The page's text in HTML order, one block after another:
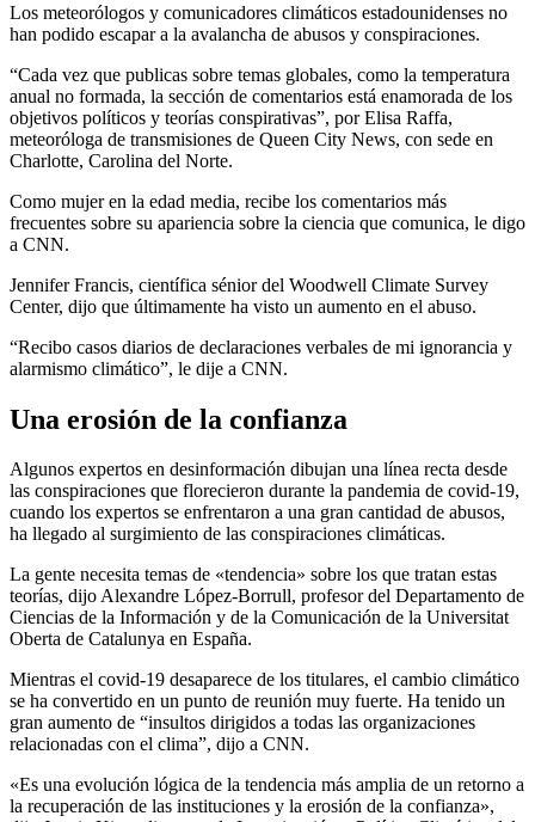
Los meteorólogos y comunicadores climáticos estadounidenses no
han podido escapar a la avalancha de abusos y conspiraciones.
“Cada vez que publicas sobre temas globales, como la temperatura
anual no formada, la sección de comentarios está enamorada de los
objetivos políticos y teorías conspirativas”, por Elisa Raffa,
meteoróloga de transmisiones de Queen City News, con sede en
Charlotte, Carolina del Norte.
Como mujer en la edad media, recibe los comentarios más
frecuentes sobre su apariencia sobre la ciencia que comunica, le digo
a CNN.
Jennifer Francis, científica sénior del Woodwell Climate Survey
Center, dijo que últimamente ha visto un aumento en el abuso.
“Recibo casos diarios de declaraciones verbales de mi ignorancia y
alarmismo climático”, le dije a CNN.
Una erosión de la confianza
Algunos expertos en desinformación dibujan una línea recta desde
las conspiraciones que florecieron durante la pandemia de covid-19,
cuando los expertos se enfrentaron a una gran cantidad de abusos,
ha llegado al surgimiento de las conspiraciones climáticas.
La gente necesita temas de «tendencia» sobre los que tratan estas
teorías, dijo Alexandre López-Borrull, profesor del Departamento de
Ciencias de la Información y de la Comunicación de la Universitat
Oberta de Catalunya en España.
Mientras el covid-19 desaparece de los titulares, el cambio climático
se ha convertido en un punto de reunión muy fuerte. Ha tenido un
gran aumento de “insultos dirigidos a todas las organizaciones
relacionadas con el clima”, dijo a CNN.
«Es una evolución lógica de la tendencia más amplia de un retorno a
la recuperación de las instituciones y la erosión de la confianza»,